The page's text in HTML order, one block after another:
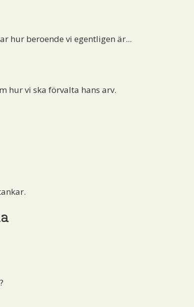
hur beroende vi egentligen är...
hur vi ska förvalta hans arv.